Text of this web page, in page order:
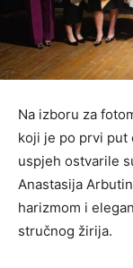
Na izboru za
koji je po prvi put
uspjeh ostvarile
Anastasija
harizmom i
stručnog žirija.